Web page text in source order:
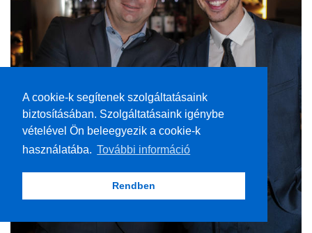
A cookie-k segítenek szolgáltatásaink
biztosításában. Szolgáltatásaink igénybe
vételével Ön beleegyezik a cookie-k
használatába. További információ
Rendben